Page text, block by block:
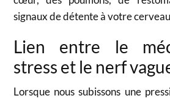
signaux de détente à votre
Lien entre le
stress et le nerf
Lorsque nous subissons une